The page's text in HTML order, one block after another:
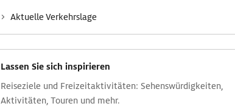
Aktuelle Verkehrs­lage
Lassen Sie sich inspirieren
Reise­ziele und Freizeit­aktivitäten: Sehens­würdig­keiten,
Aktivitäten, Touren und mehr.